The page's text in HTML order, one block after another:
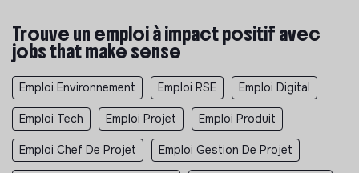
Trouve un emploi à impact positif avec
jobs that make sense
Emploi Environnement Emploi RSE Emploi Digital
Emploi Tech Emploi Projet Emploi Produit
Emploi Chef De Projet Emploi Gestion De Projet